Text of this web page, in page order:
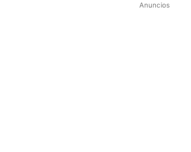
Anuncios